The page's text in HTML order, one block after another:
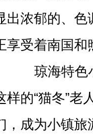
出浓郁的、
享受着南国和
琼海特色小
样的“猫冬”老
，成为小镇旅